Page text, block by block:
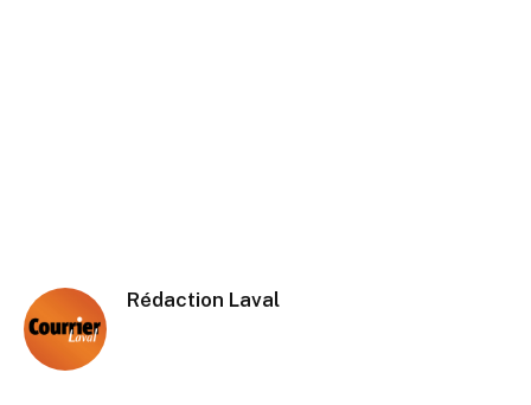
Rédaction Laval